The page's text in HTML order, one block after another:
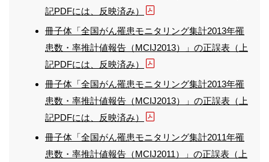
記PDFには、反映済み）
冊子体「全国がん罹患モニタリング集計2013年罹
患数・率推計値報告（MCIJ2013）」の正誤表（上
記PDFには、反映済み）
冊子体「全国がん罹患モニタリング集計2013年罹
患数・率推計値報告（MCIJ2013）」の正誤表（上
記PDFには、反映済み）
冊子体「全国がん罹患モニタリング集計2011年罹
患数・率推計値報告（MCIJ2011）」の正誤表（上